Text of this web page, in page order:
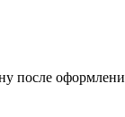
после